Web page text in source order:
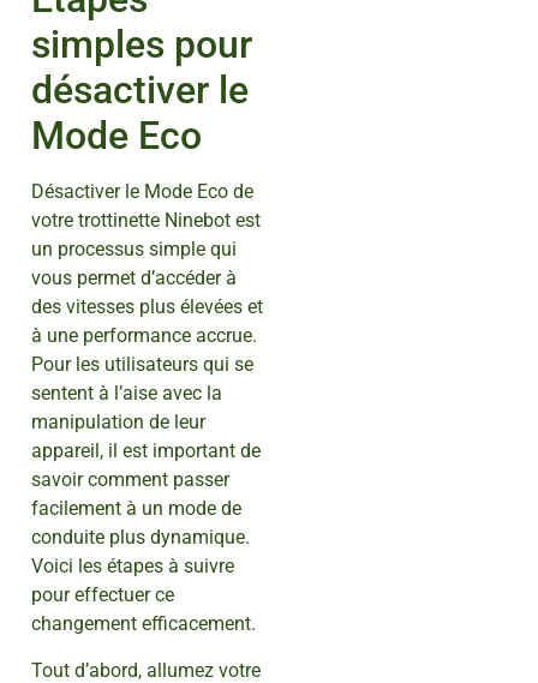
simples pour
désactiver le
Mode Eco
Désactiver le Mode Eco de
votre trottinette Ninebot est
un processus simple qui
vous permet d’accéder à
des vitesses plus élevées et
à une performance accrue.
Pour les utilisateurs qui se
sentent à l’aise avec la
manipulation de leur
appareil, il est important de
savoir comment passer
facilement à un mode de
conduite plus dynamique.
Voici les étapes à suivre
pour effectuer ce
changement efficacement.
Tout d’abord, allumez votre